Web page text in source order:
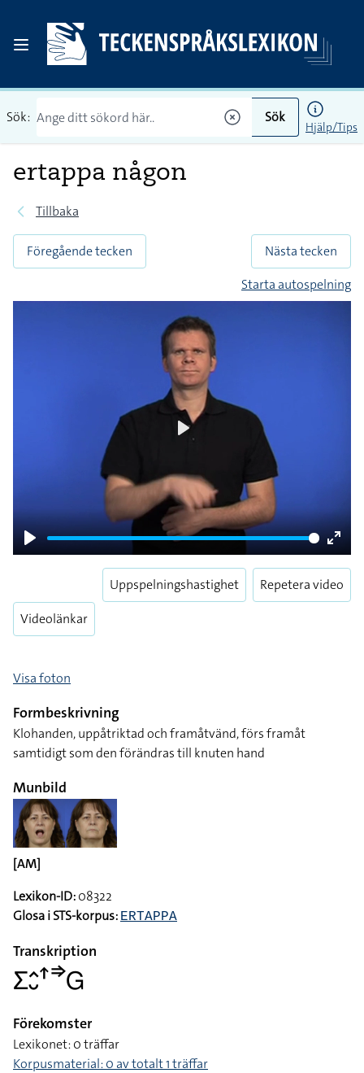
Sök: Sök
Hjälp/Tips
ertappa någon
Tillbaka
Föregående tecken
Nästa tecken
Starta autospelning
Play
Enter
Videolänkar
Uppspelningshastighet Repetera video
Visa foton
Formbeskrivning
Klohanden, uppåtriktad och framåtvänd, förs framåt
samtidigt som den förändras till knuten hand
Munbild
[AM]
Lexikon-ID:08322
Glosa i STS-korpus: ERTAPPA
Transkription
􌤥􌤵􌤷􌦃􌦆􌤦
Förekomster
Lexikonet: 0 träffar
Korpusmaterial: 0 av totalt 1 träffar